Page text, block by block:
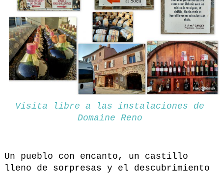
Visita libre a las instalaciones de
Domaine Reno
Un pueblo con encanto, un castillo
lleno de sorpresas y el descubrimiento